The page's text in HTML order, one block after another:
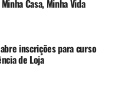
com bloqueios parciais e
das barragens, além
Casa, Minha Vida
inscrições para curso
de Loja